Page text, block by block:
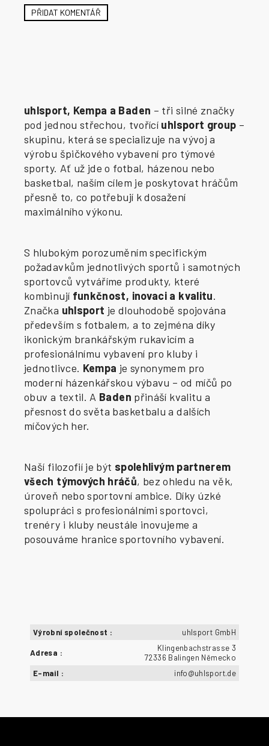
PŘIDAT KOMENTÁŘ
uhlsport, Kempa a Baden – tři silné značky
pod jednou střechou, tvořící uhlsport group –
skupinu, která se specializuje na vývoj a
výrobu špičkového vybavení pro týmové
sporty. Ať už jde o fotbal, házenou nebo
basketbal, naším cílem je poskytovat hráčům
přesně to, co potřebují k dosažení
maximálního výkonu.
S hlubokým porozuměním specifickým
požadavkům jednotlivých sportů i samotných
sportovců vytváříme produkty, které
kombinují funkčnost, inovaci a kvalitu.
Značka uhlsport je dlouhodobě spojována
především s fotbalem, a to zejména díky
ikonickým brankářským rukavicím a
profesionálnímu vybavení pro kluby i
jednotlivce. Kempa je synonymem pro
moderní házenkářskou výbavu – od míčů po
obuv a textil. A Baden přináší kvalitu a
přesnost do světa basketbalu a dalších
míčových her.
Naší filozofií je být spolehlivým partnerem
všech týmových hráčů, bez ohledu na věk,
úroveň nebo sportovní ambice. Díky úzké
spolupráci s profesionálními sportovci,
trenéry i kluby neustále inovujeme a
posouváme hranice sportovního vybavení.
Výrobní společnost : uhlsport GmbH
Adresa :
Klingenbachstrasse 3
72336 Balingen Německo
E-mail : info@uhlsport.de